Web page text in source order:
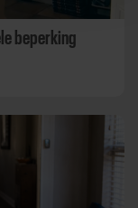
beperking